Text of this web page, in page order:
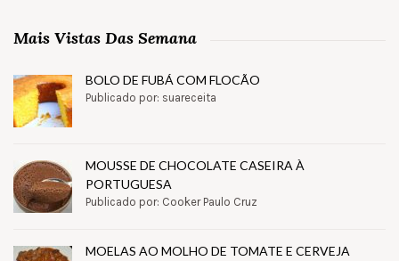
Mais Vistas Das Semana
BOLO DE FUBÁ COM FLOCÃO
Publicado por: suareceita
MOUSSE DE CHOCOLATE CASEIRA À
PORTUGUESA
Publicado por: Cooker Paulo Cruz
MOELAS AO MOLHO DE TOMATE E CERVEJA